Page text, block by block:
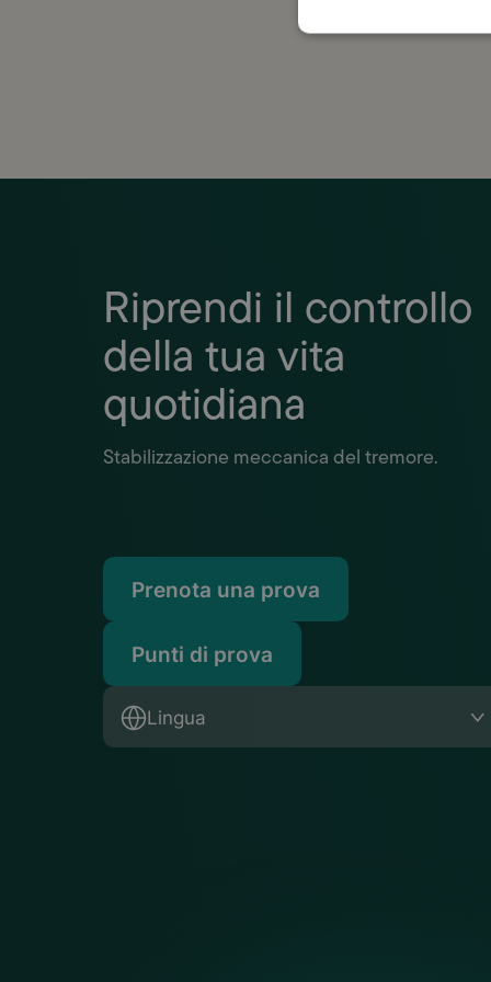
Riprendi il controllo
della tua vita
quotidiana
Stabilizzazione meccanica del tremore.
Prenota una prova
Punti di prova
Lingua